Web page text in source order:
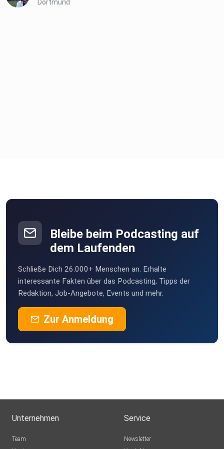
Unterstütze den Podcast
https://www.buymeacoffee.com/abavarian
Dortmund
Bleibe beim Podcasting auf
dem Laufenden
Schließe Dich 26.000+ Menschen an. Erhalte
interessante Fakten über das Podcasting, Tipps der
Redaktion, Job-Angebote, Events und mehr.
Zur Anmeldung
Unternehmen
Team
Service
Newsletter